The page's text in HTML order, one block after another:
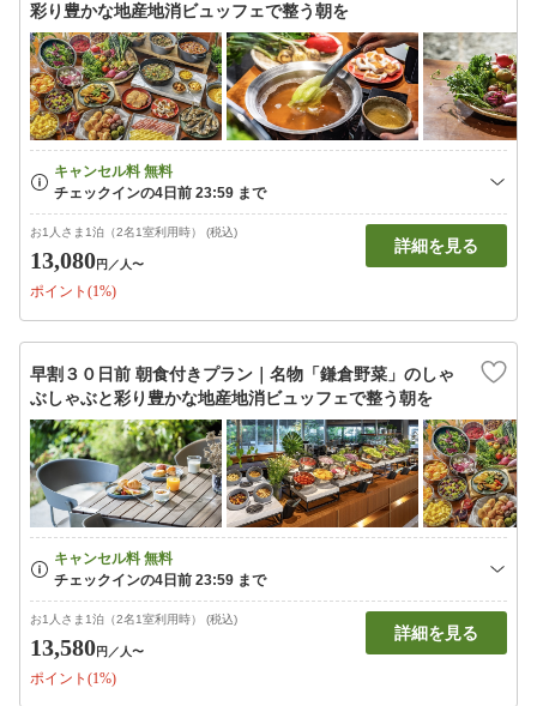
彩り豊かな地産地消ビュッフェで整う朝を
お1人さま1泊（2名1室利用時） (税込)
13,080円 ／人〜
ポイント(1%)
詳細を見る
早割３０日前 朝食付きプラン｜名物「鎌倉野菜」のしゃ
ぶしゃぶと彩り豊かな地産地消ビュッフェで整う朝を
お1人さま1泊（2名1室利用時） (税込)
13,580円 ／人〜
ポイント(1%)
詳細を見る